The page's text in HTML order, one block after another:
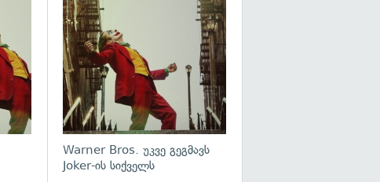
Warner Bros. უკვე გეგმავს
Joker-ის სიქველს